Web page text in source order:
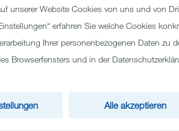
unserer Website Cookies von uns und von
erfahren Sie welche Cookies
Ihrer personenbezogenen Daten zu
Browserfensters und in der
Alle akzeptieren
der Pflegestation und der Ambulanz
der Eingangshalle des Klinikums
Uhr Flohmarktartikel und viel selbst
Kuchen, Marmeladen und vieles
Der Erlös kommt den